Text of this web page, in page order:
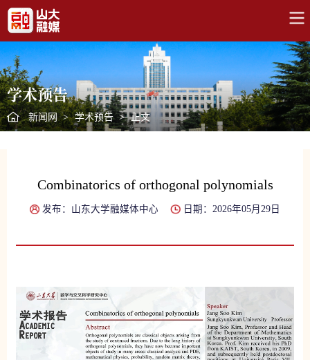
学术预告
新闻网 > 学术预告 > 正文
Combinatorics of orthogonal polynomials
发布：山东大学融媒体中心 日期：2026年05月29日